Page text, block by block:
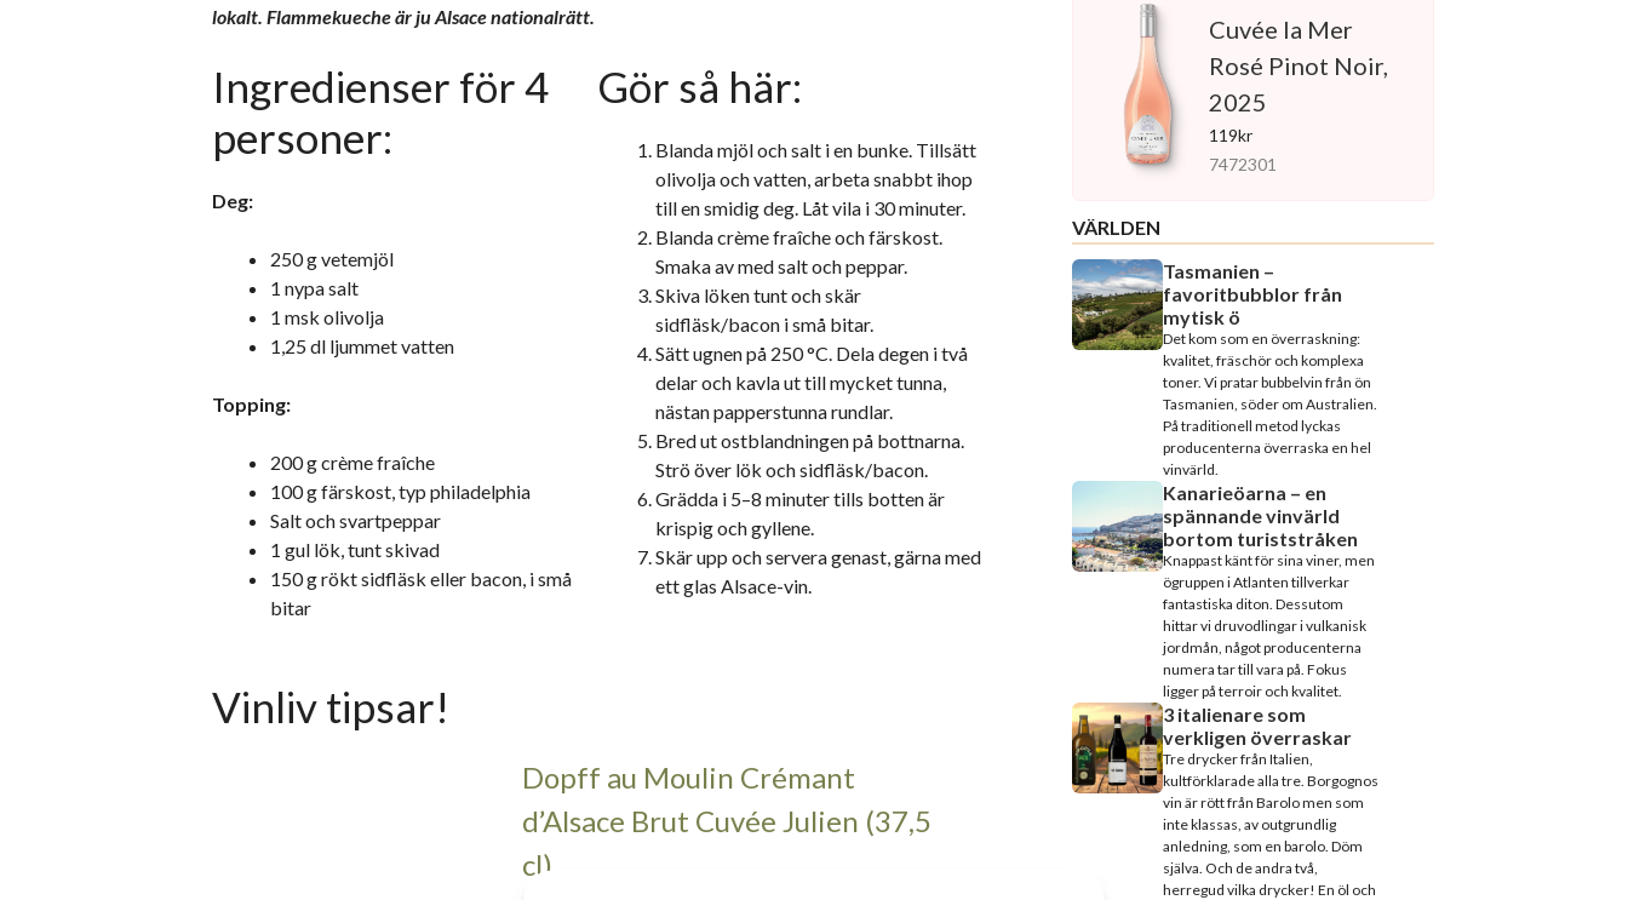
lokalt. Flammekueche är ju Alsace nationalrätt.
Ingredienser för 4
personer:
Deg:
250 g vetemjöl
1 nypa salt
1 msk olivolja
1,25 dl ljummet vatten
Topping:
200 g crème fraîche
100 g färskost, typ philadelphia
Salt och svartpeppar
1 gul lök, tunt skivad
150 g rökt sidfläsk eller bacon, i små
bitar
Gör så här:
Blanda mjöl och salt i en bunke. Tillsätt
olivolja och vatten, arbeta snabbt ihop
till en smidig deg. Låt vila i 30 minuter.
Blanda crème fraîche och färskost.
Smaka av med salt och peppar.
Skiva löken tunt och skär
sidfläsk/bacon i små bitar.
Sätt ugnen på 250 °C. Dela degen i två
delar och kavla ut till mycket tunna,
nästan papperstunna rundlar.
Bred ut ostblandningen på bottnarna.
Strö över lök och sidfläsk/bacon.
Grädda i 5–8 minuter tills botten är
krispig och gyllene.
Skär upp och servera genast, gärna med
ett glas Alsace-vin.
Vinliv tipsar!
Dopff au Moulin Crémant
d’Alsace Brut Cuvée Julien (37,5
cl)
Cuvée la Mer
Rosé Pinot Noir,
2025
119kr
7472301
VÄRLDEN
Tasmanien –
favoritbubblor från
mytisk ö
Det kom som en överraskning:
kvalitet, fräschör och komplexa
toner. Vi pratar bubbelvin från ön
Tasmanien, söder om Australien.
På traditionell metod lyckas
producenterna överraska en hel
vinvärld.
Kanarieöarna – en
spännande vinvärld
bortom turiststråken
Knappast känt för sina viner, men
ögruppen i Atlanten tillverkar
fantastiska diton. Dessutom
hittar vi druvodlingar i vulkanisk
jordmån, något producenterna
numera tar till vara på. Fokus
ligger på terroir och kvalitet.
3 italienare som
verkligen överraskar
Tre drycker från Italien,
kultförklarade alla tre. Borgognos
vin är rött från Barolo men som
inte klassas, av outgrundlig
anledning, som en barolo. Döm
själva. Och de andra två,
herregud vilka drycker! En öl och